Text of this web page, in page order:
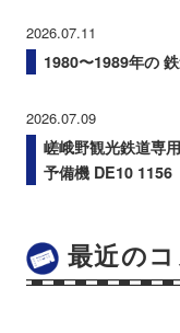
2026.07.11
1980〜1989年の
2026.07.09
嵯峨野観光鉄道専
予備機 DE10 1156
最近の